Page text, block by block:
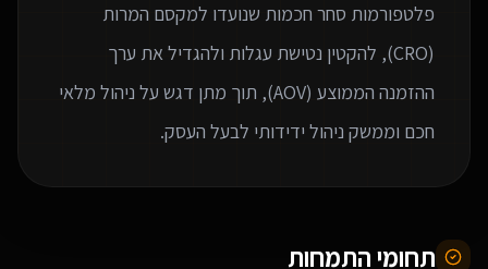
פלטפורמות סחר חכמות שנועדו למקסם המרות
(CRO), להקטין נטישת עגלות ולהגדיל את ערך
ההזמנה הממוצע (AOV), תוך מתן דגש על ניהול מלאי
חכם וממשק ניהול ידידותי לבעל העסק.
תחומי התמחות